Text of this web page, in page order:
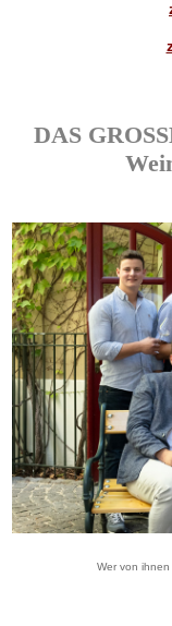
DAS
Wer von